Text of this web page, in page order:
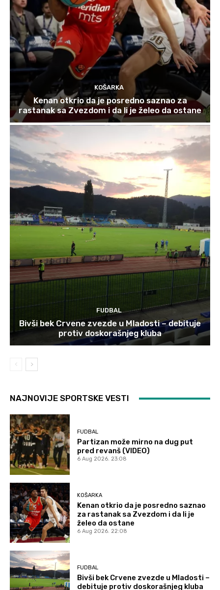
KOŠARKA
Kenan otkrio da je posredno saznao za
rastanak sa Zvezdom i da li je želeo da ostane
FUDBAL
Bivši bek Crvene zvezde u Mladosti – debituje
protiv doskorašnjeg kluba
NAJNOVIJE SPORTSKE VESTI
FUDBAL
Partizan može mirno na dug put
pred revanš (VIDEO)
6 Aug 2026. 23:08
KOŠARKA
Kenan otkrio da je posredno saznao
za rastanak sa Zvezdom i da li je
želeo da ostane
6 Aug 2026. 22:08
FUDBAL
Bivši bek Crvene zvezde u Mladosti –
debituje protiv doskorašnjeg kluba